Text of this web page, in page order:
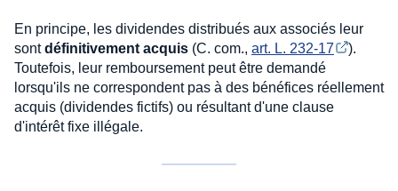
En principe, les dividendes distribués aux associés leur
sontdéfinitivement acquis (C. com., art. L. 232-17
).
Toutefois, leur remboursement peut être demandé
lorsqu'ils ne correspondent pas à des bénéfices réellement
acquis (dividendes fictifs) ou résultant d'une clause
d'intérêt fixe illégale.